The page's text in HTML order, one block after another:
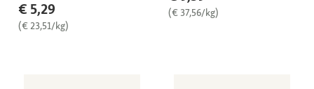
€ 5,29
(€ 23,51/kg)
(€ 37,56/kg)